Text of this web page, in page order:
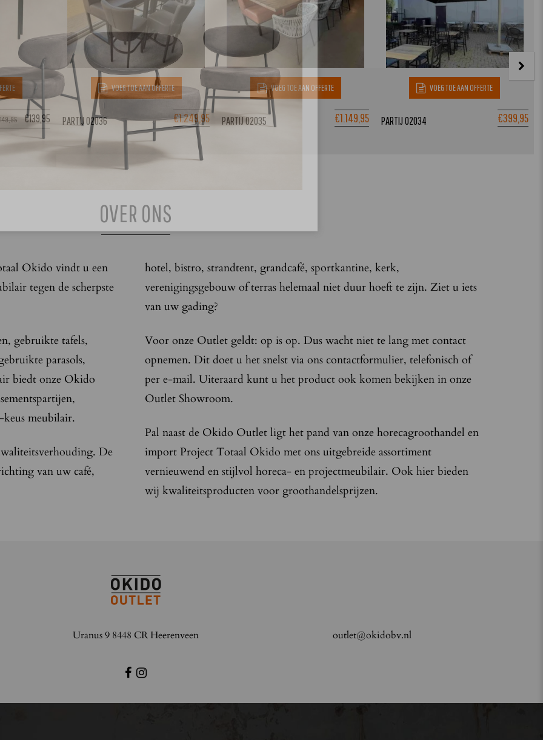
149,95 €139,95
VOEG TOE AAN OFFERTE
€1.249,95
PARTIJ 02036
VOEG TOE AAN OFFERTE
€1.149,95
PARTIJ 02035
VOEG TOE AAN OFFERTE
€399,95
PARTIJ 02034
OVER ONS
Okido vindt u een
tegen de scherpste
gebruikte tafels,
parasols,
biedt onze Okido
meubilair.
De
van uw café,
hotel, bistro, strandtent, grandcafé, sportkantine, kerk,
verenigingsgebouw of terras helemaal niet duur hoeft te zijn. Ziet u iets
van uw gading?
Voor onze Outlet geldt: op is op. Dus wacht niet te lang met contact
opnemen. Dit doet u het snelst via ons contactformulier, telefonisch of
per e-mail. Uiteraard kunt u het product ook komen bekijken in onze
Outlet Showroom.
Pal naast de Okido Outlet ligt het pand van onze horecagroothandel en
import Project Totaal Okido met ons uitgebreide assortiment
vernieuwend en stijlvol horeca- en projectmeubilair. Ook hier bieden
wij kwaliteitsproducten voor groothandelsprijzen.
Uranus 9 8448 CR Heerenveen outlet@okidobv.nl